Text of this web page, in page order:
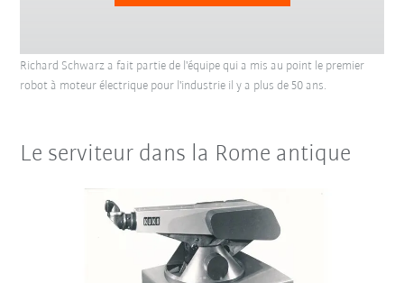
Richard Schwarz a fait partie de l'équipe qui a mis au point le premier
robot à moteur électrique pour l'industrie il y a plus de 50 ans.
Le serviteur dans la Rome antique